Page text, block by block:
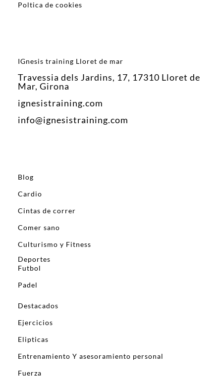
Poltica de cookies
IGnesis training Lloret de mar
Travessia dels Jardins, 17, 17310 Lloret de
Mar, Girona
ignesistraining.com
info@ignesistraining.com
Blog
Cardio
Cintas de correr
Comer sano
Culturismo y Fitness
Deportes
Futbol
Padel
Destacados
Ejercicios
Elipticas
Entrenamiento Y asesoramiento personal
Fuerza